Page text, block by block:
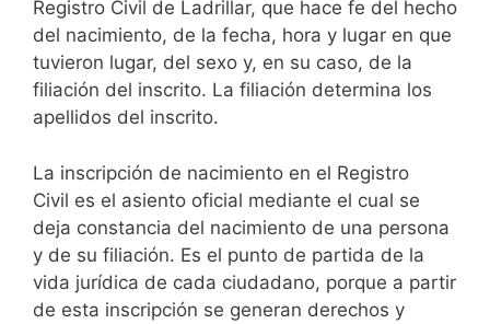
Registro Civil de Ladrillar, que hace fe del hecho
del nacimiento, de la fecha, hora y lugar en que
tuvieron lugar, del sexo y, en su caso, de la
filiación del inscrito. La filiación determina los
apellidos del inscrito.
La inscripción de nacimiento en el Registro
Civil es el asiento oficial mediante el cual se
deja constancia del nacimiento de una persona
y de su filiación. Es el punto de partida de la
vida jurídica de cada ciudadano, porque a partir
de esta inscripción se generan derechos y